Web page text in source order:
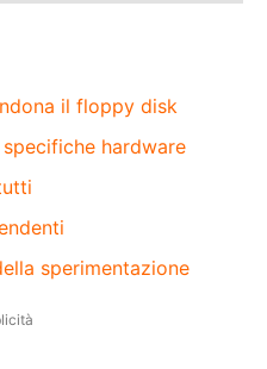
il floppy disk
hardware
sperimentazione